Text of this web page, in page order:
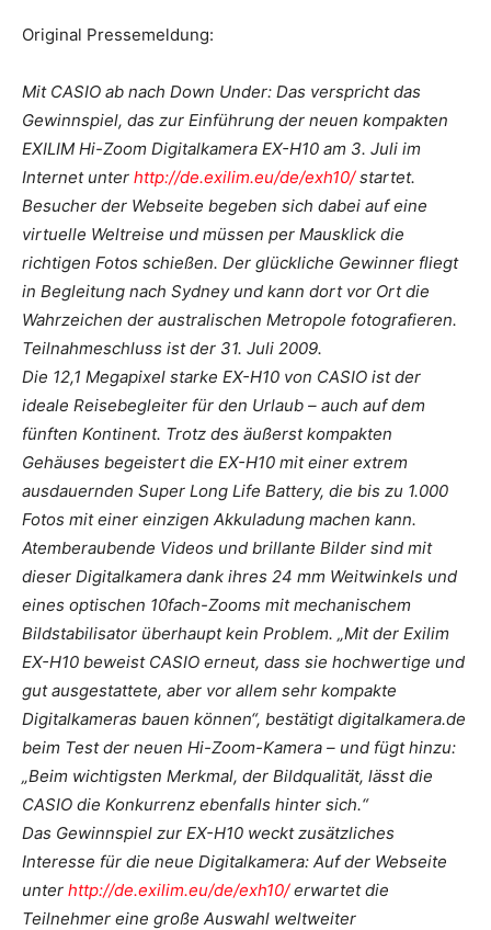
Original Pressemeldung:
Mit CASIO ab nach Down Under: Das verspricht das
Gewinnspiel, das zur Einführung der neuen kompakten
EXILIM Hi-Zoom Digitalkamera EX-H10 am 3. Juli im
Internet unter http://de.exilim.eu/de/exh10/startet.
Besucher der Webseite begeben sich dabei auf eine
virtuelle Weltreise und müssen per Mausklick die
richtigen Fotos schießen. Der glückliche Gewinner fliegt
in Begleitung nach Sydney und kann dort vor Ort die
Wahrzeichen der australischen Metropole fotografieren.
Teilnahmeschluss ist der 31. Juli 2009.
Die 12,1 Megapixel starke EX-H10 von CASIO ist der
ideale Reisebegleiter für den Urlaub – auch auf dem
fünften Kontinent. Trotz des äußerst kompakten
Gehäuses begeistert die EX-H10 mit einer extrem
ausdauernden Super Long Life Battery, die bis zu 1.000
Fotos mit einer einzigen Akkuladung machen kann.
Atemberaubende Videos und brillante Bilder sind mit
dieser Digitalkamera dank ihres 24 mm Weitwinkels und
eines optischen 10fach-Zooms mit mechanischem
Bildstabilisator überhaupt kein Problem. „Mit der Exilim
EX-H10 beweist CASIO erneut, dass sie hochwertige und
gut ausgestattete, aber vor allem sehr kompakte
Digitalkameras bauen können“, bestätigt digitalkamera.de
beim Test der neuen Hi-Zoom-Kamera – und fügt hinzu:
„Beim wichtigsten Merkmal, der Bildqualität, lässt die
CASIO die Konkurrenz ebenfalls hinter sich.“
Das Gewinnspiel zur EX-H10 weckt zusätzliches
Interesse für die neue Digitalkamera: Auf der Webseite
unter http://de.exilim.eu/de/exh10/erwartet die
Teilnehmer eine große Auswahl weltweiter